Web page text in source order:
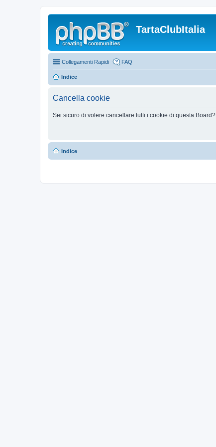
TartaClubItalia
Collegamenti Rapidi FAQ
Indice
Cancella cookie
Sei sicuro di volere cancellare tutti i cookie di questa Board?
Indice